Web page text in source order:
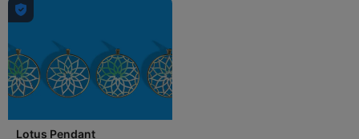

Lotus Pendant